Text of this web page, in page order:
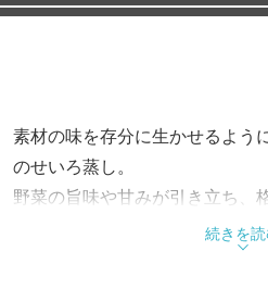
素材の味を存分に生かせるよう
のせいろ蒸し。
野菜の旨味や甘みが引き立ち、
続きを